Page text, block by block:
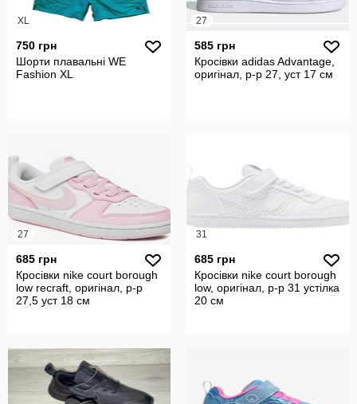
XL
750 грн
Шорти плавальні WE
Fashion XL
27
585 грн
Кросівки adidas Advantage,
оригінал, р-р 27, уст 17 см
27
685 грн
Кросівки nike court borough
low recraft, оригінал, р-р
27,5 уст 18 см
31
685 грн
Кросівки nike court borough
low, оригінал, р-р 31 устілка
20 см